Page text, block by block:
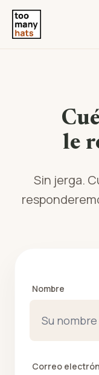
le
Sin jerga.
Nombre
Correo